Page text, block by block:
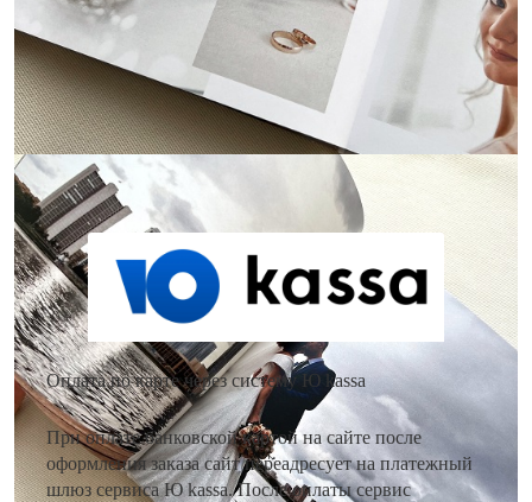
Как оплатить заказ?
Оплата по карте через систему Ю kassa
При оплате банковской картой на сайте после
оформления заказа сайт переадресует на платежный
шлюз сервиса Ю kassa. После оплаты сервис